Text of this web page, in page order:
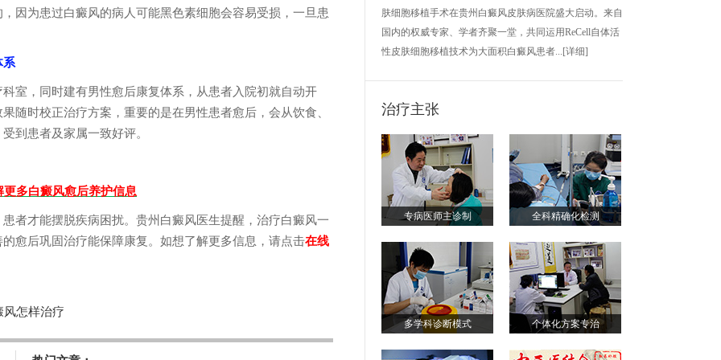
为患过白癜风的病人可能黑色素细胞会容易受损，一旦患
，同时建有男性愈后康复体系，从患者入院初就自动开
随时校正治疗方案，重要的是在男性患者愈后，会从饮食、
到患者及家属一致好评。
多白癜风愈后养护信息
才能摆脱疾病困扰。贵州白癜风医生提醒，治疗白癜风一
愈后巩固治疗能保障康复。如想了解更多信息，请点击在线
风怎样治疗
肤细胞移植手术在贵州白癜风皮肤病医院盛大启动。来自
国内的权威专家、学者齐聚一堂，共同运用ReCell自体活
性皮肤细胞移植技术为大面积白癜风患者... [详细]
治疗主张
专病医师主诊制 全科精确化检测
多学科诊断模式 个体化方案专治